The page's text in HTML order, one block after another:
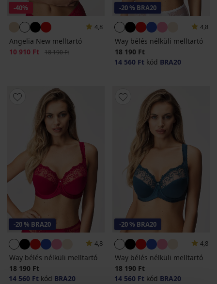
-40%
4,8
Angelia New melltartó
Kedvezmény
10 910 Ft Eredeti ár
18 190 Ft
-20 % BRA20
4,8
Way bélés nélküli melltartó
18 190 Ft
14 560 Ft kód BRA20
-20 % BRA20
4,8
Way bélés nélküli melltartó
18 190 Ft
14 560 Ft kód BRA20
-20 % BRA20
4,8
Way bélés nélküli melltartó
18 190 Ft
14 560 Ft kód BRA20